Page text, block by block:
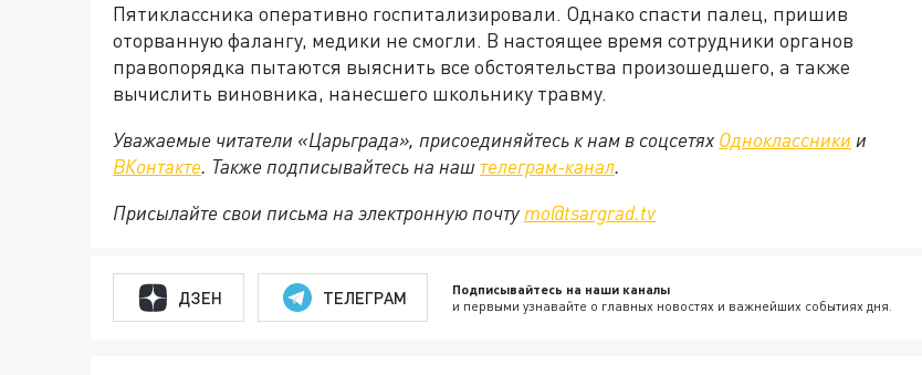
Пятиклассника оперативно госпитализировали. Однако спасти палец, пришив
оторванную фалангу, медики не смогли. В настоящее время сотрудники органов
правопорядка пытаются выяснить все обстоятельства произошедшего, а также
вычислить виновника, нанесшего школьнику травму.
Уважаемые читатели «Царьграда», присоединяйтесь к нам в соцсетях Одноклассники и
ВКонтакте. Также подписывайтесь на наш телеграм-канал.
Присылайте свои письма на электронную почту mo@tsargrad.tv
ДЗЕН ТЕЛЕГРАМ Подписывайтесь на наши каналы
и первыми узнавайте о главных новостях и важнейших событиях дня.